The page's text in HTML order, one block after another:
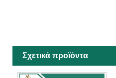
Σχετικά προϊόντα